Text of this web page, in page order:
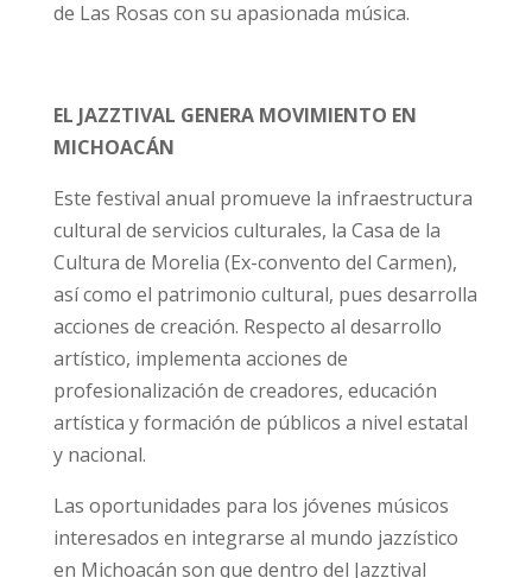
de Las Rosas con su apasionada música.
EL JAZZTIVAL GENERA MOVIMIENTO EN
MICHOACÁN
Este festival anual promueve la infraestructura
cultural de servicios culturales, la Casa de la
Cultura de Morelia (Ex-convento del Carmen),
así como el patrimonio cultural, pues desarrolla
acciones de creación. Respecto al desarrollo
artístico, implementa acciones de
profesionalización de creadores, educación
artística y formación de públicos a nivel estatal
y nacional.
Las oportunidades para los jóvenes músicos
interesados en integrarse al mundo jazzístico
en Michoacán son que dentro del Jazztival